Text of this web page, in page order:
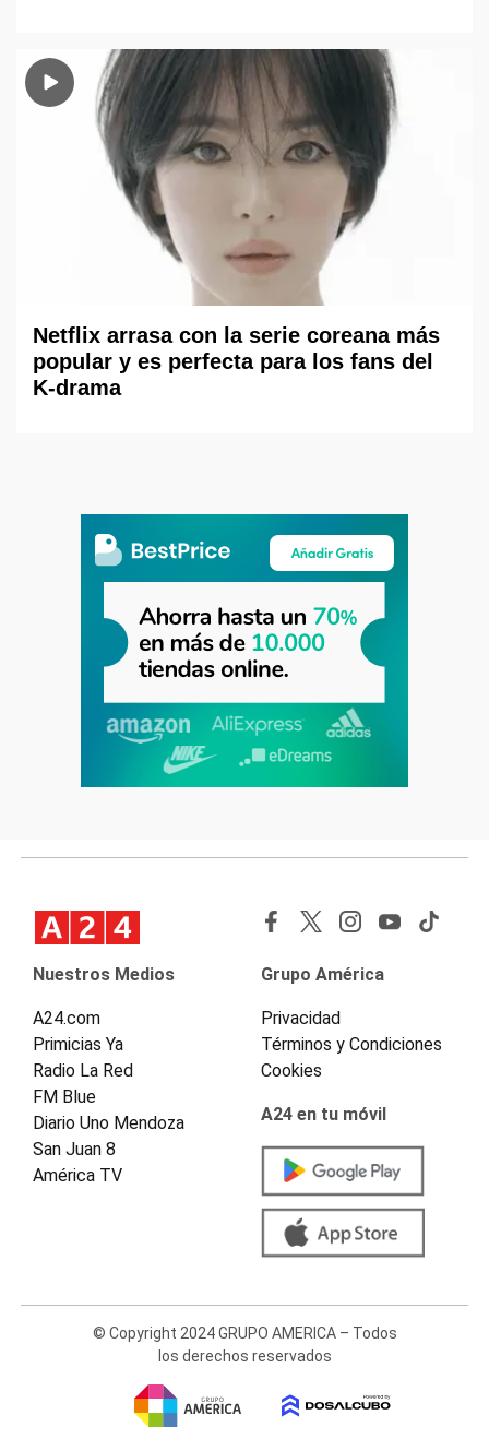
Netflix arrasa con la serie coreana más
popular y es perfecta para los fans del
K-drama
Nuestros Medios
A24.com
Primicias Ya
Radio La Red
FM Blue
Diario Uno Mendoza
San Juan 8
América TV
Grupo América
Privacidad
Términos y Condiciones
Cookies
A24 en tu móvil
© Copyright 2024 GRUPO AMERICA – Todos
los derechos reservados